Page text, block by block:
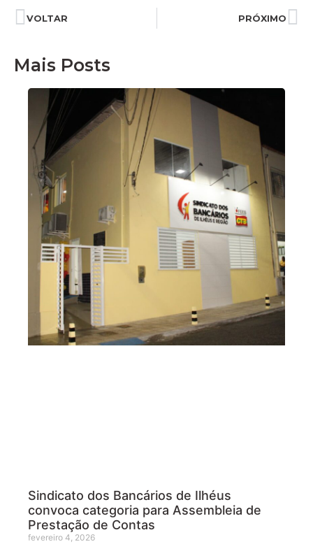
VOLTAR PRÓXIMO
Mais Posts
Sindicato dos Bancários de Ilhéus
convoca categoria para Assembleia de
Prestação de Contas
fevereiro 4, 2026